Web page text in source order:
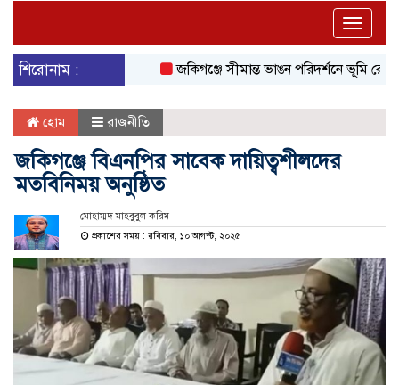
Toggle
শিরোনাম :
জকিগঞ্জে সীমান্ত ভাঙন পরিদর্শনে ভূমি রেকর্ড
হোম রাজনীতি
জকিগঞ্জে বিএনপির সাবেক দায়িত্বশীলদের
মতবিনিময় অনুষ্ঠিত
মোহাম্মদ মাহবুবুল করিম
প্রকাশের সময় : রবিবার, ১০ আগস্ট, ২০২৫